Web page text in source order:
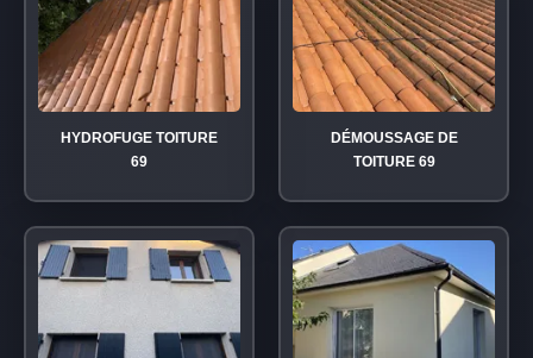
HYDROFUGE TOITURE
69
DÉMOUSSAGE DE
TOITURE 69